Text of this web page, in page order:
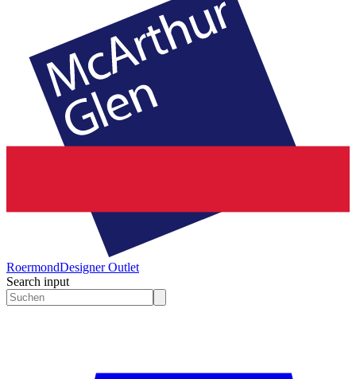
RoermondDesigner Outlet
Search input